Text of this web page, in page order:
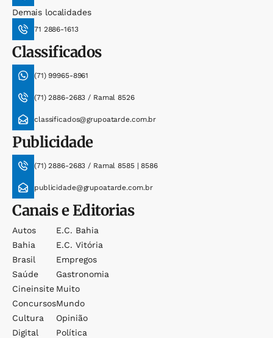
Demais localidades
71 2886-1613
Classificados
(71) 99965-8961
(71) 2886-2683 / Ramal 8526
classificados@grupoatarde.com.br
Publicidade
(71) 2886-2683 / Ramal 8585 | 8586
publicidade@grupoatarde.com.br
Canais e Editorias
Autos
Bahia
Brasil
Saúde
Cineinsite
Concursos
Cultura
Digital
E.c. Bahia
E.c. Vitória
Empregos
Gastronomia
Muito
Mundo
Opinião
Política